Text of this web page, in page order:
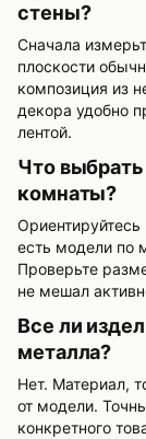
стены?
Сначала
плоскости
композиция из
декора удобно
лентой.
Что
комнаты?
Ориентируйтесь
есть модели по
Проверьте
не мешал
Все ли
металла?
Нет. Материал,
от модели.
конкретного